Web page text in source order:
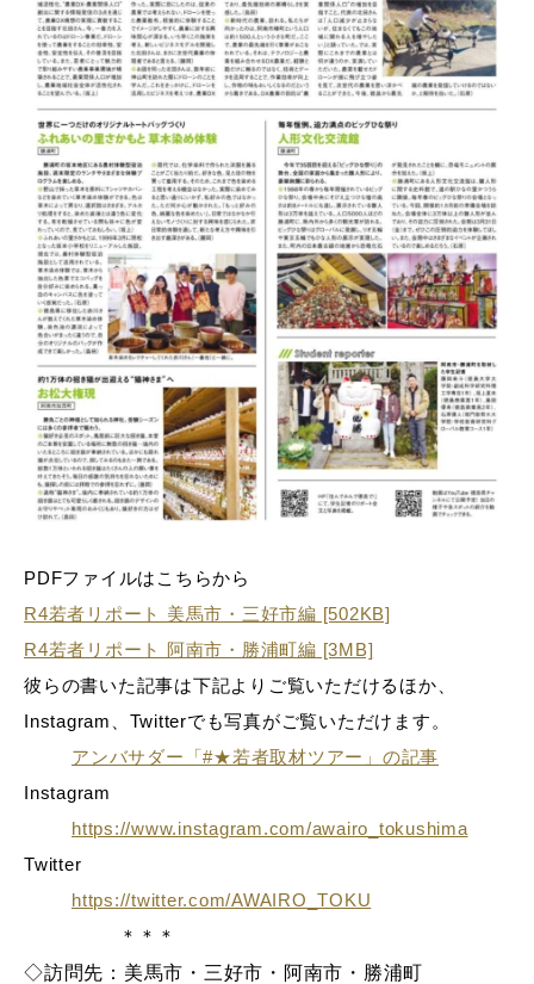
PDFファイルはこちらから
R4若者リポート 美馬市・三好市編 [502KB]
R4若者リポート 阿南市・勝浦町編 [3MB]
彼らの書いた記事は下記よりご覧いただけるほか、
Instagram、Twitterでも写真がご覧いただけます。
アンバサダー「#★若者取材ツアー」の記事
Instagram
https://www.instagram.com/awairo_tokushima
Twitter
https://twitter.com/AWAIRO_TOKU
＊＊＊
◇訪問先：美馬市・三好市・阿南市・勝浦町